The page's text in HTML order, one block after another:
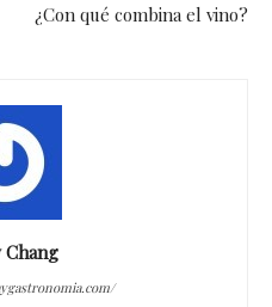
¿Con qué combina el vino?
Chang